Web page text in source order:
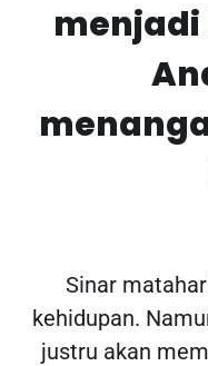
Sinar
kehidupan.
justru akan